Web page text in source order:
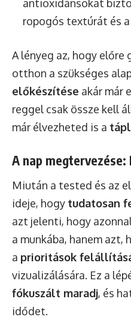
antioxidánsokat
ropogós textúrát és
A lényeg az, hogy előre
otthon a szükséges
előkészítése akár már
reggel csak össze kell
már élvezheted is a
A nap
Miután a tested és az
ideje, hogy tudatosan
azt jelenti, hogy
a munkába, hanem azt,
a prioritások
vizualizálására. Ez a
fókuszált maradj, és
idődet.